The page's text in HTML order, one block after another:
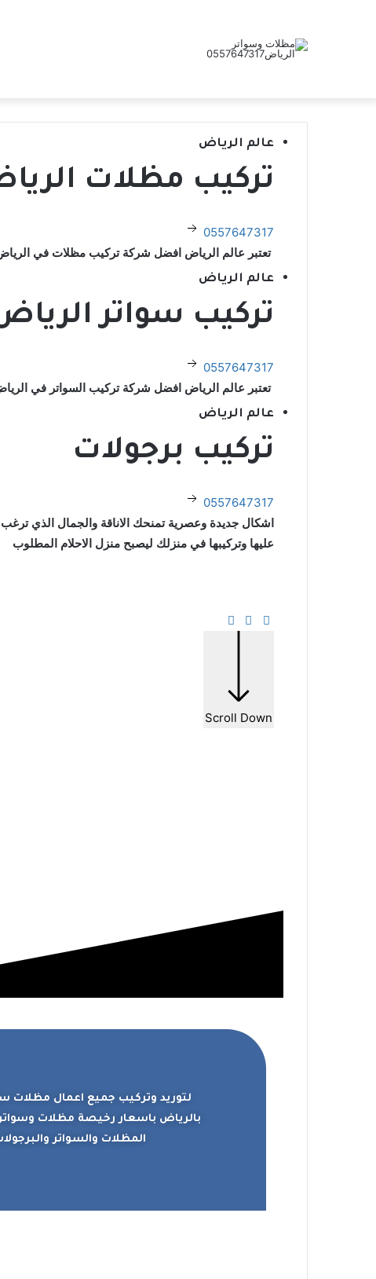
عالم الرياض
تركيب مظلات
0557647317
تعتبر عالم الرياض افضل شركة تركيب مظلات في
عالم الرياض
تركيب سواتر
0557647317
تعتبر عالم الرياض افضل شركة تركيب السواتر في
عالم الرياض
تركيب برجولات
0557647317
اشكال جديدة وعصرية تمنحك الاناقة والجمال الذي
عليها وتركيبها في منزلك ليصبح منزل الاحلام المطلوب
Scroll Down
لتوريد وتركيب جميع اعمال مظلات
المظلات والسواتر